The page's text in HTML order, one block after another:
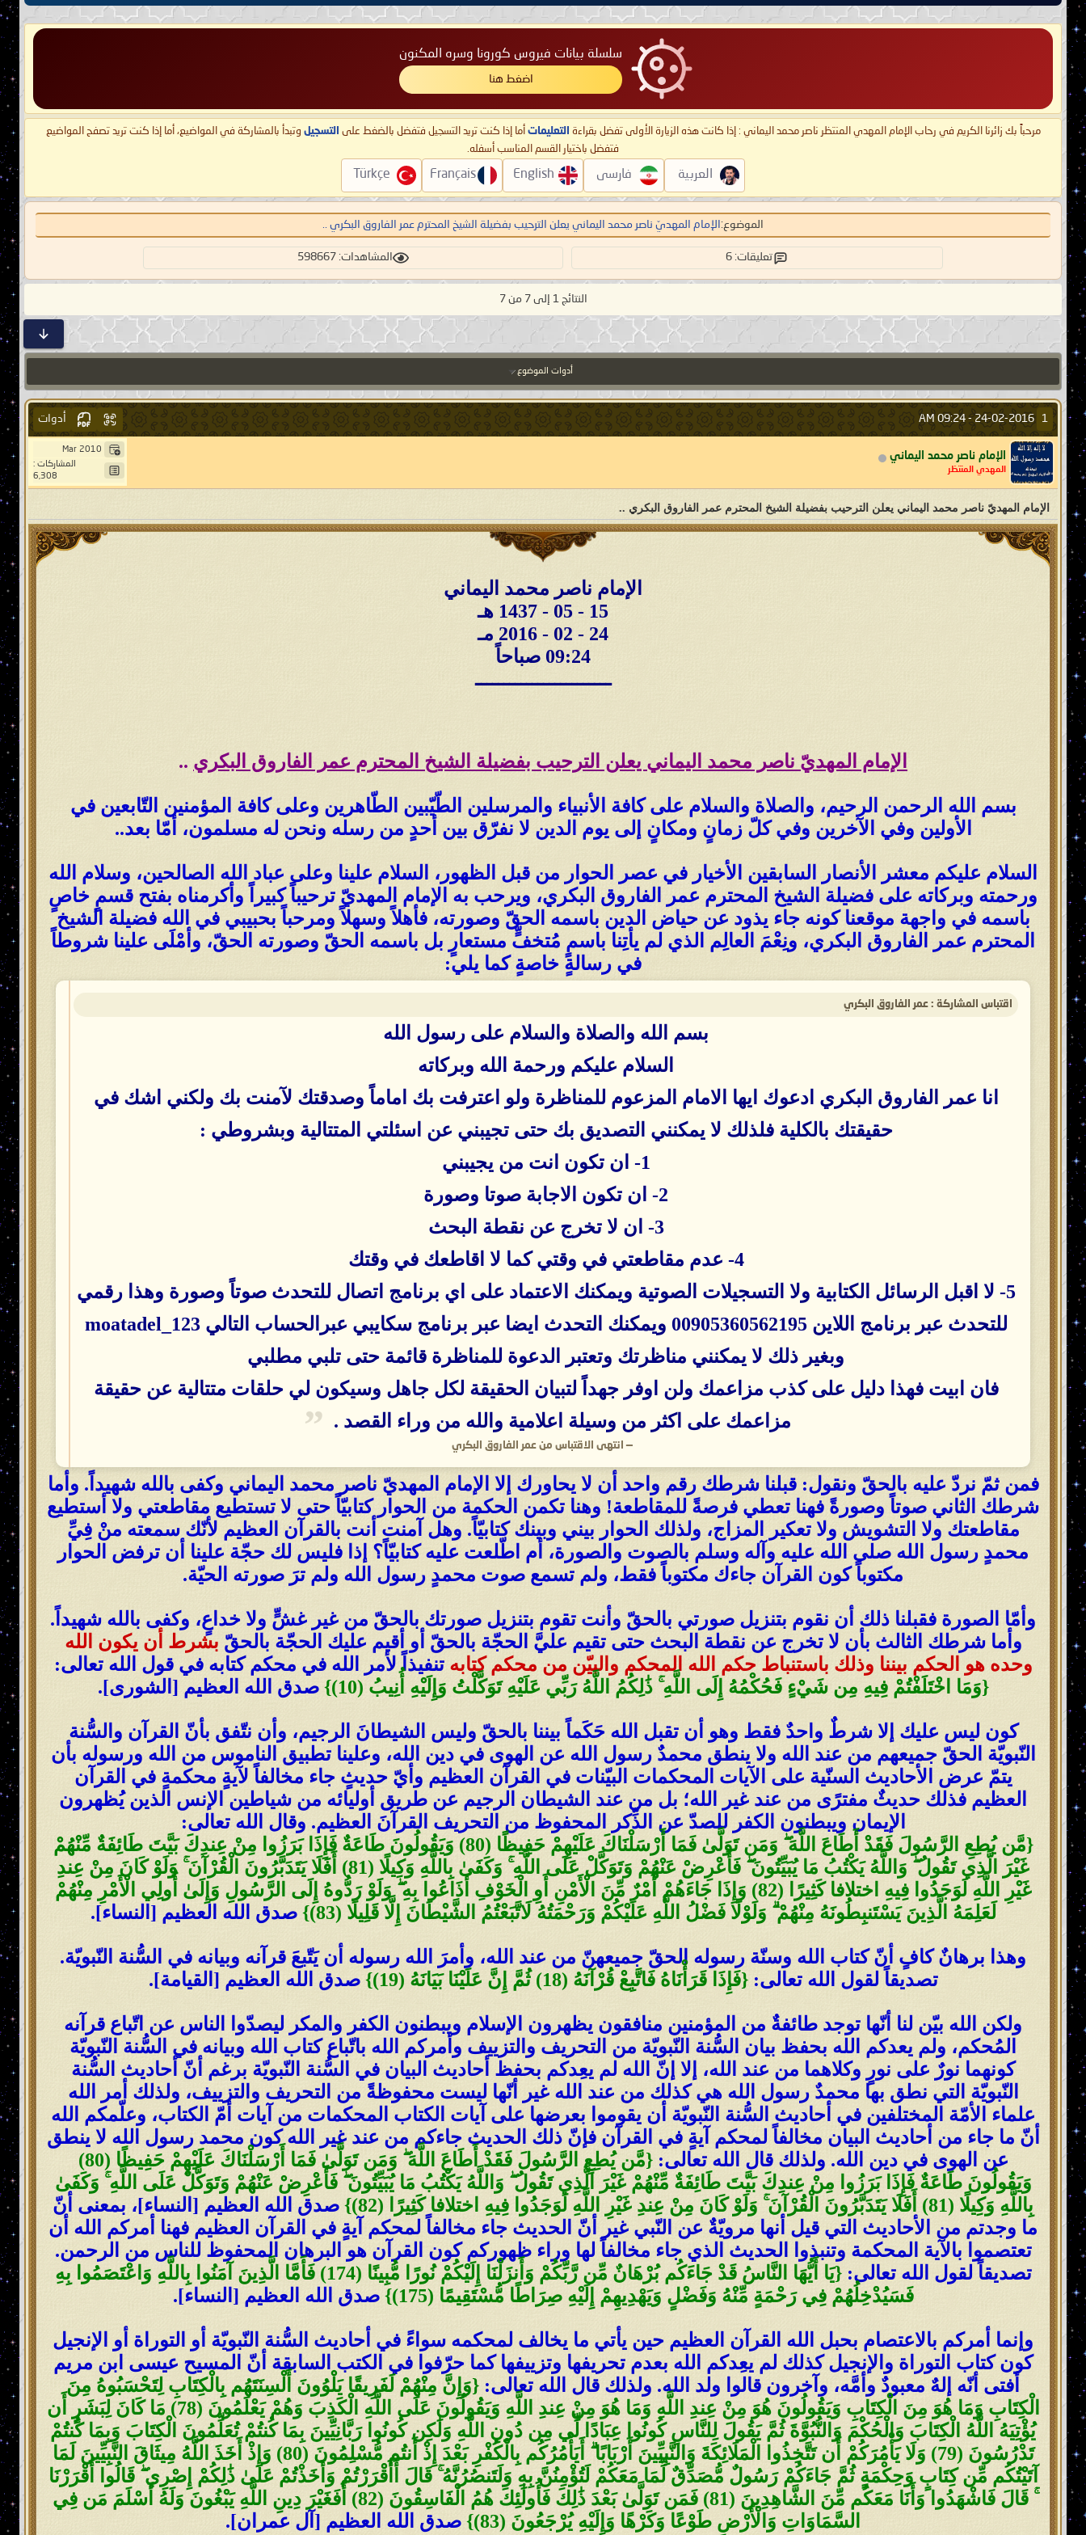
سلسلة بيانات فيروس كورونا وسره المكنون
اضغط هنا
مرحباً بك زائرنا الكريم في رحاب الإمام المهدي المنتظر ناصر محمد اليماني : إذا كانت هذه الزيارة الأولى تفضل بقراءة التعليمات أما إذا كنت تريد التسجيل فتفضل بالضغط على التسجيل وتبدأ بالمشاركة في المواضيع، أما إذا كنت تريد تصفح المواضيع
فتفضل باختيار القسم المناسب أسفله.
العربية فارسی English
Français
Türkçe
الموضوع: الإمام المهديّ ناصر محمد اليماني يعلن الترحيب بفضيلة الشيخ المحترم عمر الفاروق البكري ..
تعليقات: 6 المشاهدات: 598667
النتائج 1 إلى 7 من 7
أدوات الموضوع
1
24-02-2016 -
09:24 AM أدوات
الإمام ناصر محمد اليماني
المهدي المنتظر
Mar 2010
المشاركات :
6,308
الإمام المهديّ ناصر محمد اليماني يعلن الترحيب بفضيلة الشيخ المحترم عمر الفاروق البكري ..
الإمام ناصر محمد اليماني
15 - 05 - 1437 هـ
24 - 02 - 2016 مـ
09:24 صباحاً
ــــــــــــــــــــــــ
الإمام المهديّ ناصر محمد اليماني يعلن الترحيب بفضيلة الشيخ المحترم عمر الفاروق البكري ..
بسم الله الرحمن الرحيم، والصلاة والسلام على كافة الأنبياء والمرسلين الطّيّبين الطّاهرين وعلى كافة المؤمنين التّابعين في
الأولين وفي الآخرين وفي كلّ زمانٍ ومكانٍ إلى يوم الدين لا نفرّق بين أحدٍ من رسله ونحن له مسلمون، أمّا بعد..
السلام عليكم معشر الأنصار السابقين الأخيار في عصر الحوار من قبل الظهور، السلام علينا وعلى عباد الله الصالحين، وسلام الله
ورحمته وبركاته على فضيلة الشيخ المحترم عمر الفاروق البكري، ويرحب به الإمام المهديّ ترحيباً كبيراً وأكرمناه بفتح قسمٍ خاصٍ
باسمه في واجهة موقعنا كونه جاء يذود عن حياض الدين باسمه الحقّ وصورته، فأهلاً وسهلاً ومرحباً بحبيبي في الله فضيلة الشيخ
المحترم عمر الفاروق البكري، ونِعْمَ العالِم الذي لم يأتِنا باسمٍ مُتخفٍّ مستعارٍ بل باسمه الحقّ وصورته الحقّ، وأمْلَى علينا شروطاً
في رسالةٍ خاصةٍ كما يلي:
اقتباس المشاركة : عمر الفاروق البكري
بسم الله والصلاة والسلام على رسول الله
السلام عليكم ورحمة الله وبركاته
انا عمر الفاروق البكري ادعوك ايها الامام المزعوم للمناظرة ولو اعترفت بك اماماً وصدقتك لآمنت بك ولكني اشك في
حقيقتك بالكلية فلذلك لا يمكنني التصديق بك حتى تجيبني عن اسئلتي المتتالية وبشروطي :
1- ان تكون انت من يجيبني
2- ان تكون الاجابة صوتا وصورة
3- ان لا تخرج عن نقطة البحث
4- عدم مقاطعتي في وقتي كما لا اقاطعك في وقتك
5- لا اقبل الرسائل الكتابية ولا التسجيلات الصوتية ويمكنك الاعتماد على اي برنامج اتصال للتحدث صوتاً وصورة وهذا رقمي
للتحدث عبر برنامج اللاين 00905360562195 ويمكنك التحدث ايضا عبر برنامج سكايبي عبرالحساب التالي moatadel_123
وبغير ذلك لا يمكنني مناظرتك وتعتبر الدعوة للمناظرة قائمة حتى تلبي مطلبي
فان ابيت فهذا دليل على كذب مزاعمك ولن اوفر جهداً لتبيان الحقيقة لكل جاهل وسيكون لي حلقات متتالية عن حقيقة
مزاعمك على اكثر من وسيلة اعلامية والله من وراء القصد .
— انتهى الاقتباس من عمر الفاروق البكري
فمن ثمّ نردّ عليه بالحقّ ونقول: قبلنا شرطك رقم واحد أن لا يحاورك إلا الإمام المهديّ ناصر محمد اليماني وكفى بالله شهيداً. وأما
شرطك الثاني صوتاً وصورةً فهنا تعطي فرصةً للمقاطعة! وهنا تكمن الحكمة من الحوار كتابيّاً حتى لا تستطيع مقاطعتي ولا أستطيع
مقاطعتك ولا التشويش ولا تعكير المزاج، ولذلك الحوار بيني وبينك كتابيّاً. وهل آمنت أنت بالقرآن العظيم لأنّك سمعته منْ فِيِّ
محمدٍ رسول الله صلى الله عليه وآله وسلم بالصوت والصورة، أم اطّلعت عليه كتابيّاً؟ إذا فليس لك حجّة علينا أن ترفض الحوار
مكتوباً كون القرآن جاءك مكتوباً فقط، ولم تسمع صوت محمدٍ رسول الله ولم ترَ صورته الحيّة.
وأمّا الصورة فقبلنا ذلك أن نقوم بتنزيل صورتي بالحقّ وأنت تقوم بتنزيل صورتك بالحقّ من غير غشٍّ ولا خداعٍ، وكفى بالله شهيداً.
وأما شرطك الثالث بأن لا تخرج عن نقطة البحث حتى تقيم عليَّ الحجّة بالحقّ أو أقيم عليك الحجّة بالحقّ بشرط أن يكون الله
وحده هو الحكم بيننا وذلك باستنباط حكم الله المحكم والبيّن من محكم كتابه تنفيذاً لأمر الله في محكم كتابه في قول الله تعالى:
{وَمَا اخْتَلَفْتُمْ فِيهِ مِن شَيْءٍ فَحُكْمُهُ إِلَى اللَّهِ ۚ ذَٰلِكُمُ اللَّهُ رَبِّي عَلَيْهِ تَوَكَّلْتُ وَإِلَيْهِ أُنِيبُ (10)}
صدق الله العظيم [الشورى].
كون ليس عليك إلا شرطٌ واحدٌ فقط وهو أن تقبل الله حَكَماً بيننا بالحقّ وليس الشيطانَ الرجيم، وأن نتّفق بأنّ القرآن والسُّنة
النّبويّة الحقّ جميعهم من عند الله ولا ينطق محمدٌ رسول الله عن الهوى في دين الله، وعلينا تطبيق الناموس من الله ورسوله بأن
يتمّ عرض الأحاديث السنّية على الآيات المحكمات البيّنات في القرآن العظيم وأيّ حديثٍ جاء مخالفاً لآيةٍ محكمةٍ في القرآن
العظيم فذلك حديثٌ مفترًى من عند غير الله؛ بل من عند الشيطان الرجيم عن طريق أوليائه من شياطين الإنس الذين يُظهرون
الإيمان ويبطنون الكفر للصدّ عن الذِّكر المحفوظ من التحريف القرآنَ العظيم. وقال الله تعالى:
{مَّن يُطِعِ الرَّسُولَ فَقَدْ أَطَاعَ اللَّهَ ۖ وَمَن تَوَلَّىٰ فَمَا أَرْسَلْنَاكَ عَلَيْهِمْ حَفِيظًا (80) وَيَقُولُونَ طَاعَةٌ فَإِذَا بَرَزُوا مِنْ عِندِكَ بَيَّتَ طَائِفَةٌ مِّنْهُمْ
غَيْرَ الَّذِي تَقُولُ ۖ وَاللَّهُ يَكْتُبُ مَا يُبَيِّتُونَ ۖ فَأَعْرِضْ عَنْهُمْ وَتَوَكَّلْ عَلَى اللَّهِ ۚ وَكَفَىٰ بِاللَّهِ وَكِيلًا (81) أَفَلَا يَتَدَبَّرُونَ الْقُرْآنَ ۚ وَلَوْ كَانَ مِنْ عِندِ
غَيْرِ اللَّهِ لَوَجَدُوا فِيهِ اختلافا كَثِيرًا (82) وَإِذَا جَاءَهُمْ أَمْرٌ مِّنَ الْأَمْنِ أَوِ الْخَوْفِ أَذَاعُوا بِهِ ۖ وَلَوْ رَدُّوهُ إِلَى الرَّسُولِ وَإِلَىٰ أُولِي الْأَمْرِ مِنْهُمْ
لَعَلِمَهُ الَّذِينَ يَسْتَنبِطُونَهُ مِنْهُمْ ۗ وَلَوْلَا فَضْلُ اللَّهِ عَلَيْكُمْ وَرَحْمَتُهُ لَاتَّبَعْتُمُ الشَّيْطَانَ إِلَّا قَلِيلًا (83)}
صدق الله العظيم [النساء].
وهذا برهانٌ كافٍ أنّ كتاب الله وسنّة رسوله الحقّ جميعهنّ من عند الله، وأمرَ الله رسوله أن يَتّبعَ قرآنه وبيانه في السُّنة النّبويّة.
تصديقاً لقول الله تعالى:{فَإِذَا قَرَأْنَاهُ فَاتَّبِعْ قُرْآنَهُ (18) ثُمَّ إِنَّ عَلَيْنَا بَيَانَهُ (19)} صدق الله العظيم [القيامة].
ولكن الله بيّن لنا أنّها توجد طائفةٌ من المؤمنين منافقون يظهرون الإسلام ويبطنون الكفر والمكر ليصدّوا الناس عن اتّباع قرآنه
المُحكم، ولم يعدكم الله بحفظ بيان السُّنة النّبويّة من التحريف والتزييف وأمركم الله باتّباع كتاب الله وبيانه في السُّنة النّبويّة
كونهما نورٌ على نورٍ وكلاهما من عند الله، إلا إنّ الله لم يعِدكم بحفظ أحاديث البيان في السُّنة النّبويّة برغم أنّ أحاديث السُّنة
النّبويّة التي نطق بها محمدٌ رسول الله هي كذلك من عند الله غير أنّها ليست محفوظةً من التحريف والتزييف، ولذلك أمر الله
علماء الأمّة المختلفين في أحاديث السُّنة النّبويّة أن يقوموا بعرضها على آيات الكتاب المحكمات من آيات أمّ الكتاب، وعلّمكم الله
أنّ ما جاء من أحاديث البيان مخالفاً لمحكم آيةٍ في القرآن فإنّ ذلك الحديث جاءكم من عند غير الله كون محمد رسول الله لا ينطق
عن الهوى في دين الله. ولذلك قال الله تعالى:
{مَّن يُطِعِ الرَّسُولَ فَقَدْ أَطَاعَ اللَّهَ ۖ وَمَن تَوَلَّىٰ فَمَا أَرْسَلْنَاكَ عَلَيْهِمْ حَفِيظًا (80)
وَيَقُولُونَ طَاعَةٌ فَإِذَا بَرَزُوا مِنْ عِندِكَ بَيَّتَ طَائِفَةٌ مِّنْهُمْ غَيْرَ الَّذِي تَقُولُ ۖ وَاللَّهُ يَكْتُبُ مَا يُبَيِّتُونَ ۖ فَأَعْرِضْ عَنْهُمْ وَتَوَكَّلْ عَلَى اللَّهِ ۚ وَكَفَىٰ
بِاللَّهِ وَكِيلًا (81) أَفَلَا يَتَدَبَّرُونَ الْقُرْآنَ ۚ وَلَوْ كَانَ مِنْ عِندِ غَيْرِ اللَّهِ لَوَجَدُوا فِيهِ اختلافا كَثِيرًا (82)}
صدق الله العظيم [النساء]، بمعنى أنّ
ما وجدتم من الأحاديث التي قيل أنها مرويّةٌ عن النّبي غير أنّ الحديث جاء مخالفاً لمحكم آيةٍ في القرآن العظيم فهنا أمركم الله أن
تعتصموا بالآية المحكمة وتنبذوا الحديث الذي جاء مخالفاً لها وراء ظهوركم كون القرآن هو البرهان المحفوظ للناس من الرحمن.
تصديقاً لقول الله تعالى:
{يَا أَيُّهَا النَّاسُ قَدْ جَاءَكُم بُرْهَانٌ مِّن رَّبِّكُمْ وَأَنزَلْنَا إِلَيْكُمْ نُورًا مُّبِينًا (174) فَأَمَّا الَّذِينَ آمَنُوا بِاللَّهِ وَاعْتَصَمُوا بِهِ
فَسَيُدْخِلُهُمْ فِي رَحْمَةٍ مِّنْهُ وَفَضْلٍ وَيَهْدِيهِمْ إِلَيْهِ صِرَاطًا مُّسْتَقِيمًا (175)}
صدق الله العظيم [النساء].
وإنما أمركم بالاعتصام بحبل الله القرآن العظيم حين يأتي ما يخالف لمحكمه سواءً في أحاديث السُّنة النّبويّة أو التوراة أو الإنجيل
كون كتاب التوراة والإنجيل كذلك لم يعِدكم الله بعدم تحريفها وتزييفها كما حرّفوا في الكتب السابقة أنّ المسيح عيسى ابن مريم
أفتى أنّه إلهٌ معبودٌ وأمَّه، وآخرون قالوا ولد الله. ولذلك قال الله تعالى: {وَإِنَّ مِنْهُمْ لَفَرِيقًا يَلْوُونَ أَلْسِنَتَهُم بِالْكِتَابِ لِتَحْسَبُوهُ مِنَ
الْكِتَابِ وَمَا هُوَ مِنَ الْكِتَابِ وَيَقُولُونَ هُوَ مِنْ عِندِ اللَّهِ وَمَا هُوَ مِنْ عِندِ اللَّهِ وَيَقُولُونَ عَلَى اللَّهِ الْكَذِبَ وَهُمْ يَعْلَمُونَ (78) مَا كَانَ لِبَشَرٍ أَن
يُؤْتِيَهُ اللَّهُ الْكِتَابَ وَالْحُكْمَ وَالنُّبُوَّةَ ثُمَّ يَقُولَ لِلنَّاسِ كُونُوا عِبَادًا لِّي مِن دُونِ اللَّهِ وَلَٰكِن كُونُوا رَبَّانِيِّينَ بِمَا كُنتُمْ تُعَلِّمُونَ الْكِتَابَ وَبِمَا كُنتُمْ
تَدْرُسُونَ (79) وَلَا يَأْمُرَكُمْ أَن تَتَّخِذُوا الْمَلَائِكَةَ وَالنَّبِيِّينَ أَرْبَابًا ۗ أَيَأْمُرُكُم بِالْكُفْرِ بَعْدَ إِذْ أَنتُم مُّسْلِمُونَ (80) وَإِذْ أَخَذَ اللَّهُ مِيثَاقَ النَّبِيِّينَ لَمَا
آتَيْتُكُم مِّن كِتَابٍ وَحِكْمَةٍ ثُمَّ جَاءَكُمْ رَسُولٌ مُّصَدِّقٌ لِّمَا مَعَكُمْ لَتُؤْمِنُنَّ بِهِ وَلَتَنصُرُنَّهُ ۚ قَالَ أَأَقْرَرْتُمْ وَأَخَذْتُمْ عَلَىٰ ذَٰلِكُمْ إِصْرِي ۖ قَالُوا أَقْرَرْنَا
ۚ قَالَ فَاشْهَدُوا وَأَنَا مَعَكُم مِّنَ الشَّاهِدِينَ (81) فَمَن تَوَلَّىٰ بَعْدَ ذَٰلِكَ فَأُولَٰئِكَ هُمُ الْفَاسِقُونَ (82) أَفَغَيْرَ دِينِ اللَّهِ يَبْغُونَ وَلَهُ أَسْلَمَ مَن فِي
السَّمَاوَاتِ وَالْأَرْضِ طَوْعًا وَكَرْهًا وَإِلَيْهِ يُرْجَعُونَ (83)}
صدق الله العظيم [آل عمران].